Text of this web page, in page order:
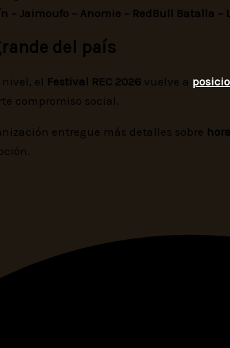
Jaimoufo – Anomie – RedBull Batalla –
del país
el Festival REC 2026 vuelve a
compromiso social.
entregue más detalles sobre